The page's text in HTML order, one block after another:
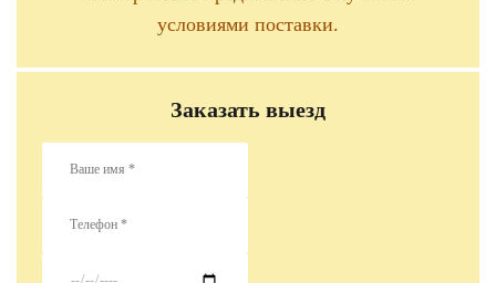
условиями поставки.
Заказать выезд